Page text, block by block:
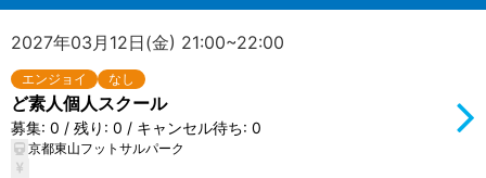
2027年03月12日(金) 21:00~22:00
エンジョイ なし
ど素人個人スクール
募集: 0 / 残り: 0 / キャンセル待ち: 0
京都東山フットサルパーク